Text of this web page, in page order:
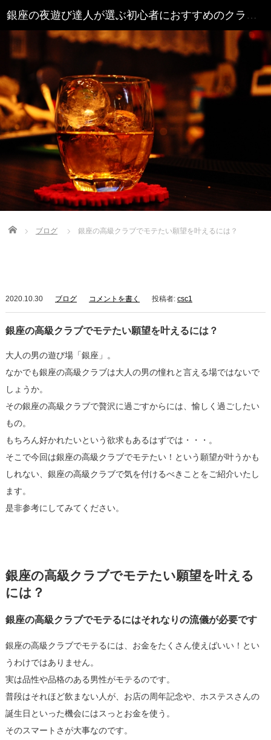
銀座の夜遊び達人が選ぶ初心者におすすめのクラブ16選 - 銀座クラブ.COM
Home ブログ 銀座の高級クラブでモテたい願望を叶えるには？
2020.10.30 ブログ コメントを書く 投稿者: csc1
銀座の高級クラブでモテたい願望を叶えるには？
大人の男の遊び場「銀座」。
なかでも銀座の高級クラブは大人の男の憧れと言える場ではないで
しょうか。
その銀座の高級クラブで贅沢に過ごすからには、愉しく過ごしたい
もの。
もちろん好かれたいという欲求もあるはずでは・・・。
そこで今回は銀座の高級クラブでモテたい！という願望が叶うかも
しれない、銀座の高級クラブで気を付けるべきことをご紹介いたし
ます。
是非参考にしてみてください。
銀座の高級クラブでモテたい願望を叶える
には？
銀座の高級クラブでモテるにはそれなりの流儀が必要です
銀座の高級クラブでモテるには、お金をたくさん使えばいい！とい
うわけではありません。
実は品性や品格のある男性がモテるのです。
普段はそれほど飲まない人が、お店の周年記念や、ホステスさんの
誕生日といった機会にはスっとお金を使う。
そのスマートさが大事なのです。